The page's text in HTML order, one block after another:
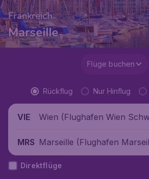
Frankreich
Marseille
Flüge buchen
Rückflug Nur Hinflug
VIE
Wien (Flughafen Wien
MRS Marseille (Flughafen
ch
Direktflüge